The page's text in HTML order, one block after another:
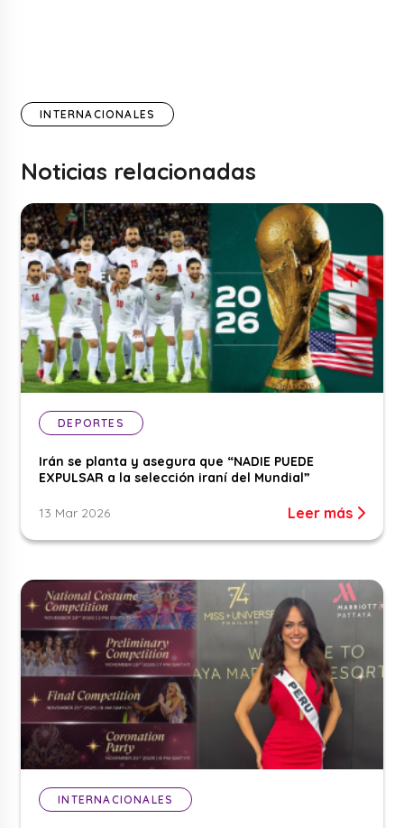
INTERNACIONALES
Noticias relacionadas
DEPORTES
Irán se planta y asegura que “NADIE PUEDE
EXPULSAR a la selección iraní del Mundial”
13 Mar 2026 Leer más
INTERNACIONALES